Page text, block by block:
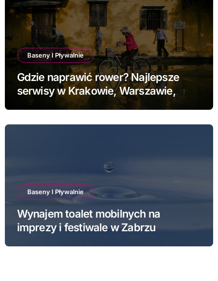
Baseny I Pływalnie
Gdzie naprawić rower? Najlepsze
serwisy w Krakowie, Warszawie,
Poznaniu i Łodzi
Baseny I Pływalnie
Wynajem toalet mobilnych na
imprezy i festiwale w Zabrzu